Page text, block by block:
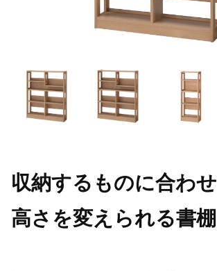
収納するものに合わ
高さを変えられる書棚